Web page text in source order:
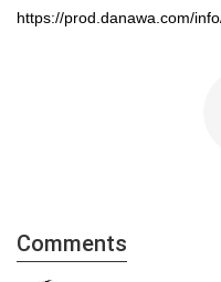
https://prod.danawa.com/
Comments